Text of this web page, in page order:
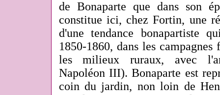
de Bonaparte que dans son
constitue ici, chez Fortin, une
d'une tendance bonapartiste
1850-1860, dans les
les milieux ruraux, avec
Napoléon III). Bonaparte est
coin du jardin, non loin de